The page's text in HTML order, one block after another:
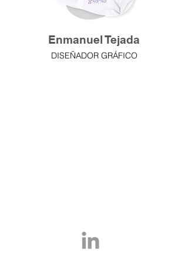
Enmanuel Tejada
DISEÑADOR GRÁFICO